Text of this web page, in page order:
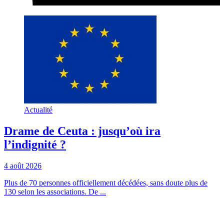
Actualité
Drame de Ceuta : jusqu’où ira
l’indignité ?
4 août 2026
Plus de 70 personnes officiellement décédées, sans doute plus de
130 selon les associations. De ...